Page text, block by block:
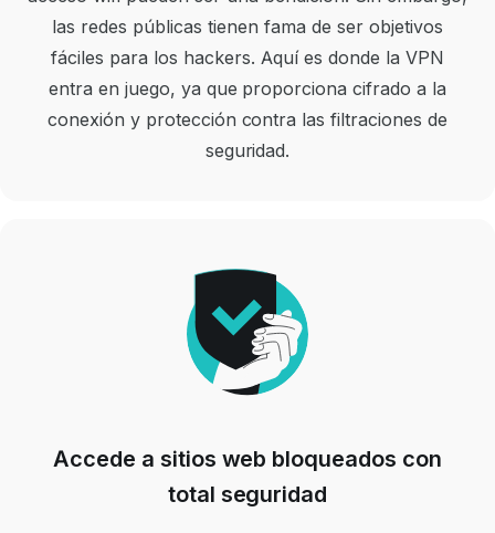
las redes públicas tienen fama de ser objetivos
fáciles para los hackers. Aquí es donde la VPN
entra en juego, ya que proporciona cifrado a la
conexión y protección contra las filtraciones de
seguridad.
Accede a sitios web bloqueados con
total seguridad